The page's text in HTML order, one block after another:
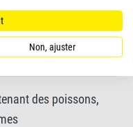
semaines
des dosages précis
des poissons,
Non, ajuster